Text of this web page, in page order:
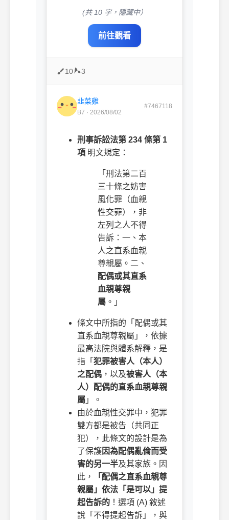
(共 10 字，隱藏中）
前往觀看
10 3
韭菜雞
B7 · 2026/08/02
#7467118
刑事訴訟法第 234 條第 1
項 明文規定：
「刑法第二百
三十條之妨害
風化罪（血親
性交罪），非
左列之人不得
告訴：一、本
人之直系血親
尊親屬。二、
配偶或其直系
血親尊親
屬 。」
條文中所指的「配偶或其
直系血親尊親屬」，依據
最高法院與體系解釋，是
指「 犯罪被害人（本人）
之配偶 ，以及被害人（本
人）配偶的直系血親尊親
屬 」。
由於血親性交罪中，犯罪
雙方都是被告（共同正
犯），此條文的設計是為
了保護因為配偶亂倫而受
害的另一半及其家族。因
此，
「配偶之直系血親尊
親屬」依法「是可以」提
起告訴的 ！選項 (A) 敘述
說「不得提起告訴」，與